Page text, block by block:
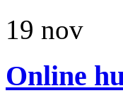
19 nov
Online